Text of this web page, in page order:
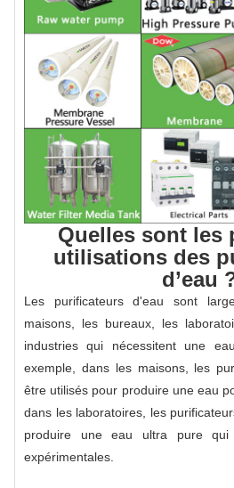
Quelles sont les
utilisations des
d’eau
Les purificateurs d'eau sont
maisons, les bureaux, les
industries qui nécessitent une
exemple, dans les maisons, les
être utilisés pour produire une eau
dans les laboratoires, les
produire une eau ultra pure qui
expérimentales.